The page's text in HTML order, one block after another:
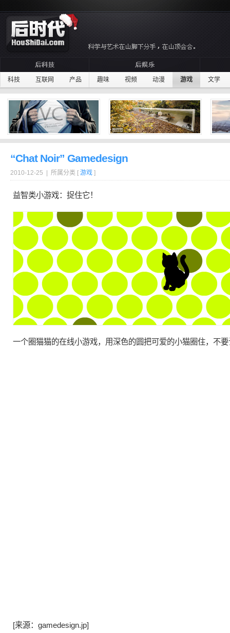
科技 互联网 产品 趣味 视频 动漫 游戏 文学
“Chat Noir” Gamedesign
2010-12-25 | 所属分类 [ 游戏 ]
益智类小游戏：捉住它！
一个圈猫猫的在线小游戏，用深色的圆把可爱的小猫圈住，不
[来源：gamedesign.jp]